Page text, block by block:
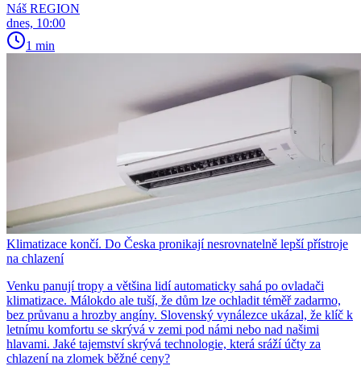
Náš REGION
dnes, 10:00
1 min
Klimatizace končí. Do Česka pronikají nesrovnatelně lepší přístroje
na chlazení
Venku panují tropy a většina lidí automaticky sahá po ovladači
klimatizace. Málokdo ale tuší, že dům lze ochladit téměř zadarmo,
bez průvanu a hrozby angíny. Slovenský vynálezce ukázal, že klíč k
letnímu komfortu se skrývá v zemi pod námi nebo nad našimi
hlavami. Jaké tajemství skrývá technologie, která sráží účty za
chlazení na zlomek běžné ceny?